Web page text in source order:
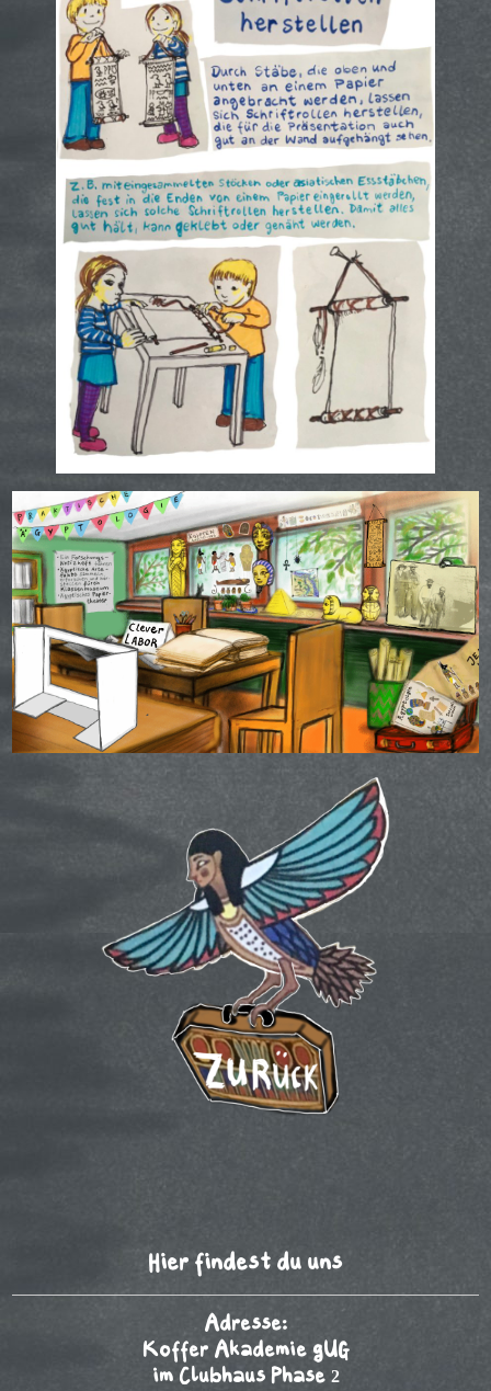
Hier findest du uns
Adresse:
Koffer Akademie gUG
im Clubhaus Phase 2